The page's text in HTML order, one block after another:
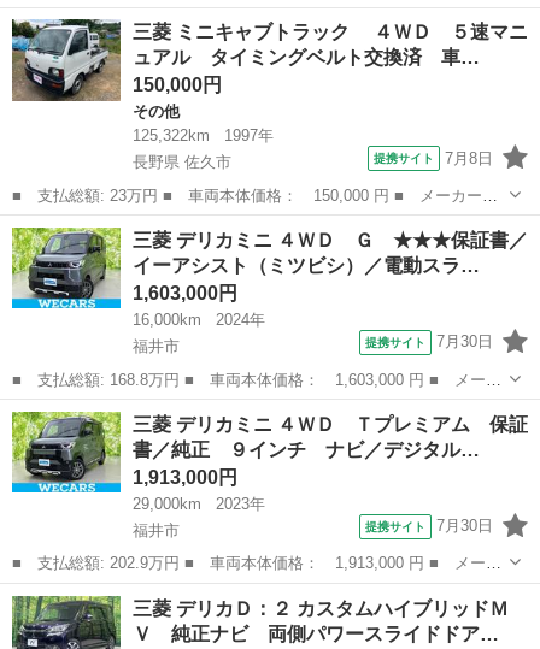
ー名： 三菱 ■ 車種名： デリカＤ：５ ■ グレード名： ４Ｗ
Ｄ Ｐ 純正 １０インチ メモリーナビ／イーアシスト（ミツビ
シ）／両側電...
福井 福井市 デリカ
三菱 ミニキャブトラック ４ＷＤ ５速マニ
ュアル タイミングベルト交換済 車…
150,000円
その他
125,322km
1997年
長野県 佐久市
提携サイト 7月8日
■ 支払総額: 23万円 ■ 車両本体価格： 150,000 円 ■ メーカー
名： 三菱 ■ 車種名： ミニキャブトラック ■ グレード名：
４ＷＤ ５速マニュアル タイミングベルト交換済 車検整備付き
■ 排気量： 6...
長野 佐久市 その他
三菱 デリカミニ ４ＷＤ Ｇ ★★★保証書／
イーアシスト（ミツビシ）／電動スラ…
1,603,000円
16,000km
2024年
福井市
提携サイト 7月30日
■ 支払総額: 168.8万円 ■ 車両本体価格： 1,603,000 円 ■ メーカ
ー名： 三菱 ■ 車種名： デリカミニ ■ グレード名： ４ＷＤ
Ｇ ★★★保証書／イーアシスト（ミツビシ）／電動スライドドア／
シートヒ...
福井 福井市 三菱
三菱 デリカミニ ４ＷＤ Ｔプレミアム 保証
書／純正 ９インチ ナビ／デジタル…
1,913,000円
29,000km
2023年
福井市
提携サイト 7月30日
■ 支払総額: 202.9万円 ■ 車両本体価格： 1,913,000 円 ■ メーカ
ー名： 三菱 ■ 車種名： デリカミニ ■ グレード名： ４ＷＤ
Ｔプレミアム 保証書／純正 ９インチ ナビ／デジタルインナーミ
ラー／イ...
福井 福井市 三菱
三菱 デリカＤ：２ カスタムハイブリッドＭ
Ｖ 純正ナビ 両側パワースライドドア…